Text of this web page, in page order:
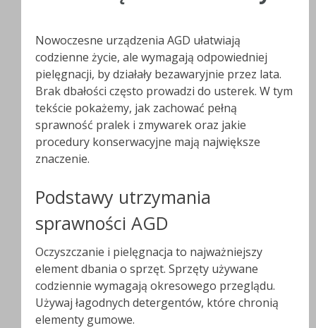
Nowoczesne urządzenia AGD ułatwiają
codzienne życie, ale wymagają odpowiedniej
pielęgnacji, by działały bezawaryjnie przez lata.
Brak dbałości często prowadzi do usterek. W tym
tekście pokażemy, jak zachować pełną
sprawność pralek i zmywarek oraz jakie
procedury konserwacyjne mają największe
znaczenie.
Podstawy utrzymania
sprawności AGD
Oczyszczanie i pielęgnacja to najważniejszy
element dbania o sprzęt. Sprzęty używane
codziennie wymagają okresowego przeglądu.
Używaj łagodnych detergentów, które chronią
elementy gumowe.